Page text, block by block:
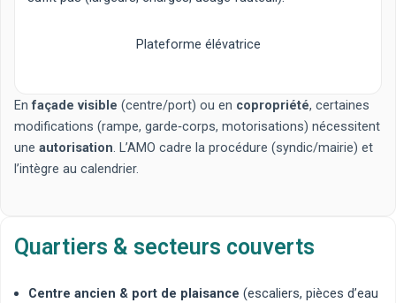
Plateforme élévatrice
Enfaçade visible (centre/port) ou en copropriété, certaines
modifications (rampe, garde‑corps, motorisations) nécessitent
une autorisation. L’AMO cadre la procédure (syndic/mairie) et
l’intègre au calendrier.
Quartiers & secteurs couverts
Centre ancien & port de plaisance (escaliers, pièces d’eau